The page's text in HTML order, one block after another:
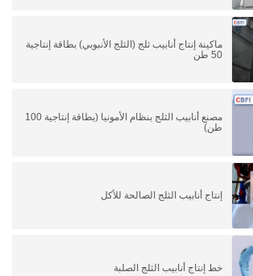
ماكينة إنتاج أنابيب ثلج (الثلج الأنبوبي) بطاقة إنتاجية
50 طن
مصنع أنابيب الثلج بنظام الأمونيا (بطاقة إنتاجية 100
طن)
إنتاج أنابيب الثلج الصالحة للأكل
خط إنتاج أنابيب الثلج الصلبة